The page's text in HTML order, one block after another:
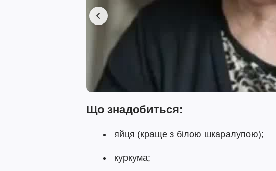
Що знадобиться:
яйця (краще з білою шкаралупою);
куркума;